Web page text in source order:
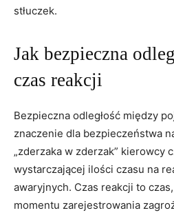
stłuczek.
Jak​ bezpieczna
czas ​reakcji
Bezpieczna ​odległość⁢ między
znaczenie dla bezpieczeństwa
„zderzaka w zderzak” kierowcy
wystarczającej ilości czasu na
awaryjnych. Czas reakcji‍ to
momentu zarejestrowania